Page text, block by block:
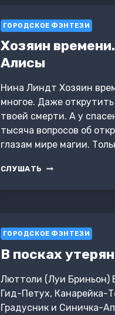
ГОРОДСКОЕ ФЭНТЕЗИ
Хозяин
Алисы
Нина Линдт Хозяин
многое. Даже
твоей смерти. А у
тысяча вопросов об
глазам мире магии.
СЛУШАТЬ ХОЗЯИН
ГОРОДСКОЕ ФЭНТЕЗИ
В посках
Люттоли (Луи Бриньон)
Гид-Петух, Канарейка-
Градусник и Синичка-